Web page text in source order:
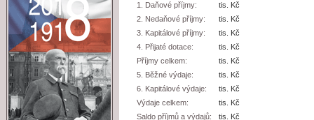
1. Daňové příjmy:
tis. Kč
2. Nedaňové příjmy:
tis. Kč
3. Kapitálové příjmy:
tis. Kč
4. Přijaté dotace:
tis. Kč
Příjmy celkem:
tis. Kč
5. Běžné výdaje:
tis. Kč
6. Kapitálové výdaje:
tis. Kč
Výdaje celkem:
tis. Kč
Saldo příjmů a výdajů:
tis. Kč